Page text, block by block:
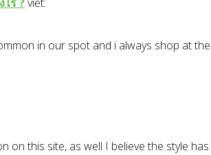
in our spot and i always shop at
on this site, as well I believe the style